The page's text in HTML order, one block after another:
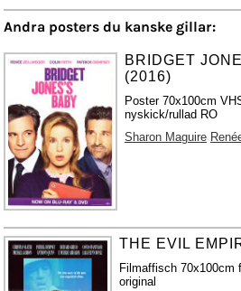
Andra posters du kanske gillar:
BRIDGET
(2016)
Poster 70x100cm
nyskick/rullad RO
Sharon Maguire
THE EVIL
Filmaffisch 70x100cm
original